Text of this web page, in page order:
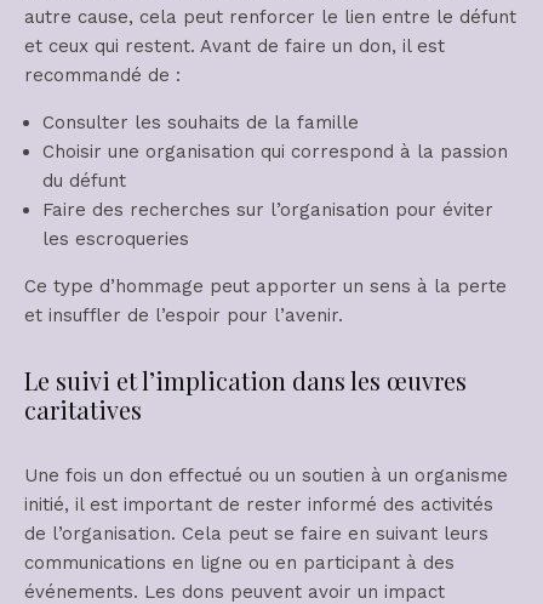
autre cause, cela peut renforcer le lien entre le défunt
et ceux qui restent. Avant de faire un don, il est
recommandé de :
Consulter les souhaits de la famille
Choisir une organisation qui correspond à la passion
du défunt
Faire des recherches sur l’organisation pour éviter
les escroqueries
Ce type d’hommage peut apporter un sens à la perte
et insuffler de l’espoir pour l’avenir.
Le suivi et l’implication dans les œuvres
caritatives
Une fois un don effectué ou un soutien à un organisme
initié, il est important de rester informé des activités
de l’organisation. Cela peut se faire en suivant leurs
communications en ligne ou en participant à des
événements. Les dons peuvent avoir un impact